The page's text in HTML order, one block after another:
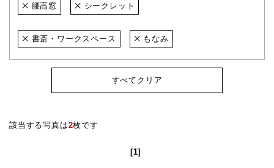
腰高窓 シークレット
書斎・ワークスペース もなみ
すべてクリア
該当する写真は2枚です
[1]